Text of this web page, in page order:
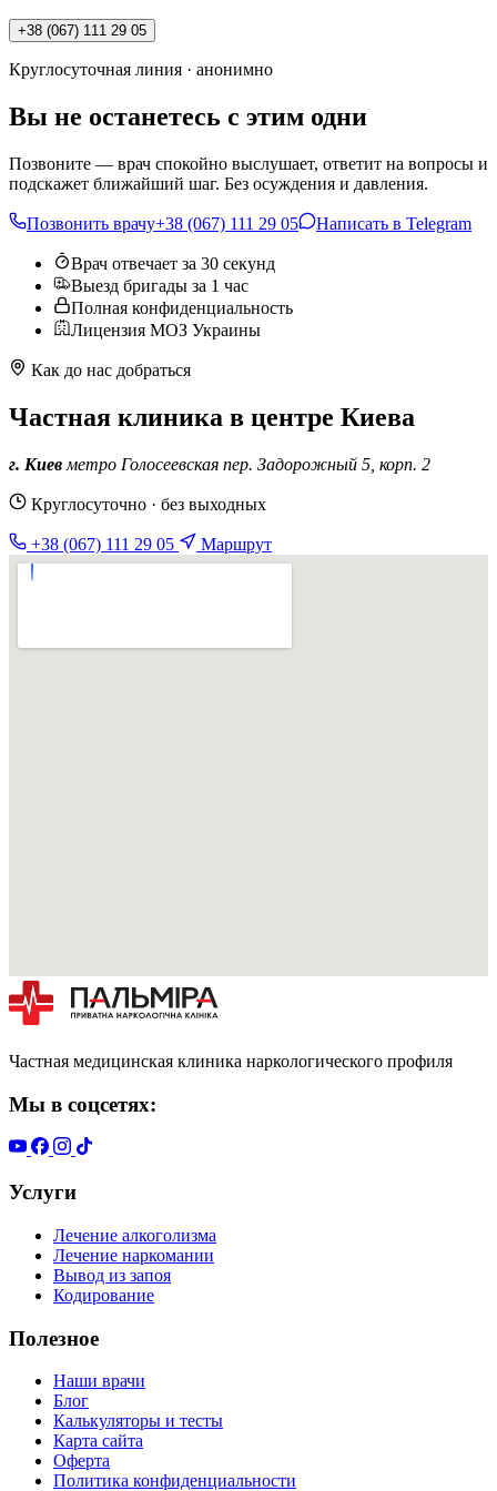
+38 (067) 111 29 05
Круглосуточная линия · анонимно
Вы не останетесь с этим одни
Позвоните — врач спокойно выслушает, ответит на вопросы и
подскажет ближайший шаг. Без осуждения и давления.
Позвонить врачу+38 (067) 111 29 05 Написать в Telegram
Врач отвечает за 30 секунд
Выезд бригады за 1 час
Полная конфиденциальность
Лицензия МОЗ Украины
Как до нас добраться
Частная клиника в центре Киева
г. Киев метро Голосеевская пер. Задорожный 5, корп. 2
Круглосуточно · без выходных
+38 (067) 111 29 05 Маршрут
Частная медицинская клиника наркологического профиля
Мы в соцсетях:
Услуги
Лечение алкоголизма
Лечение наркомании
Вывод из запоя
Кодирование
Полезное
Наши врачи
Блог
Калькуляторы и тесты
Карта сайта
Оферта
Политика конфиденциальности